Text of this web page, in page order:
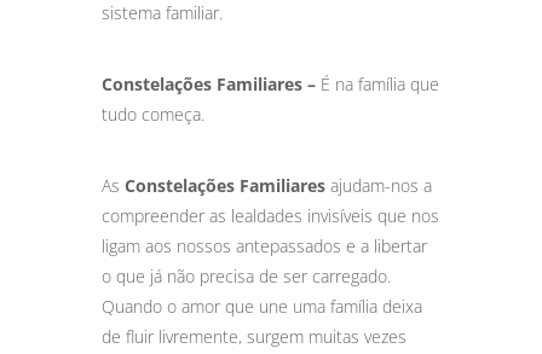
sistema familiar.
Constelações Familiares – É na família que
tudo começa.
As Constelações Familiares ajudam-nos a
compreender as lealdades invisíveis que nos
ligam aos nossos antepassados e a libertar
o que já não precisa de ser carregado.
Quando o amor que une uma família deixa
de fluir livremente, surgem muitas vezes